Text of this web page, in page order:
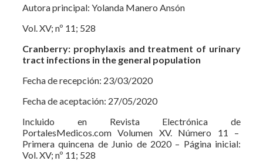
Autora principal: Yolanda Manero Ansón
Vol. XV; nº 11; 528
Cranberry: prophylaxis and treatment of urinary
tract infections in the general population
Fecha de recepción: 23/03/2020
Fecha de aceptación: 27/05/2020
Incluido en Revista Electrónica de
PortalesMedicos.com Volumen XV. Número 11 –
Primera quincena de Junio de 2020 – Página inicial:
Vol. XV; nº 11; 528